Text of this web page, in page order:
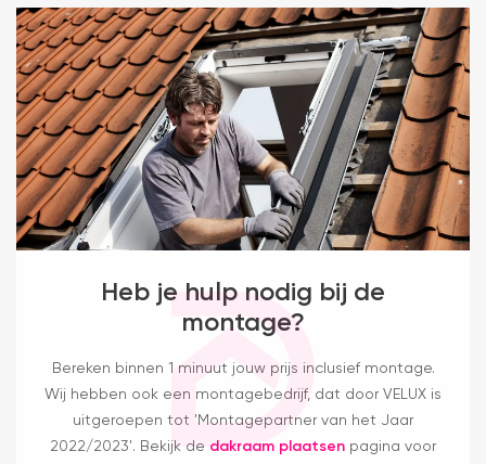
Heb je hulp nodig bij de
montage?
Bereken binnen 1 minuut jouw prijs inclusief montage.
Wij hebben ook een montagebedrijf, dat door VELUX is
uitgeroepen tot 'Montagepartner van het Jaar
2022/2023'. Bekijk de dakraam plaatsen pagina voor